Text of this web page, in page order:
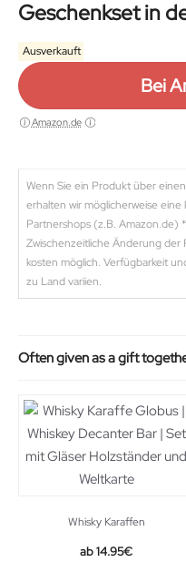
Geschenkset in
Holzkiste | Hohe
Ausverkauft
Bei
Amazon.de
Wenn Sie ein Produkt über
erhalten wir möglicherweise
Partnershops (z.B. Amazon.de)
Zwischenzeitliche Änderung
kosten möglich. Verfügbarkeit
zu Land variien.
Often given as a gift
Whisky Karaffen
14.95€